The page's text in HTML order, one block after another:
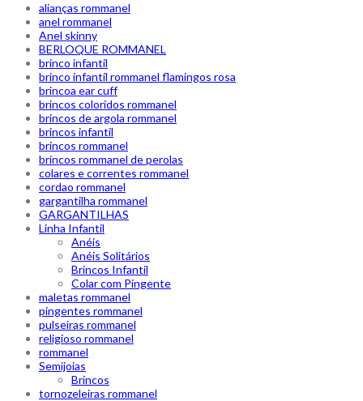
alianças rommanel
anel rommanel
Anel skinny
BERLOQUE ROMMANEL
brinco infantil
brinco infantil rommanel flamingos rosa
brincoa ear cuff
brincos coloridos rommanel
brincos de argola rommanel
brincos infantil
brincos rommanel
brincos rommanel de perolas
colares e correntes rommanel
cordao rommanel
gargantilha rommanel
GARGANTILHAS
Linha Infantil
Anéis
Anéis Solitários
Brincos Infantil
Colar com Pingente
maletas rommanel
pingentes rommanel
pulseiras rommanel
religioso rommanel
rommanel
Semijoias
Brincos
tornozeleiras rommanel